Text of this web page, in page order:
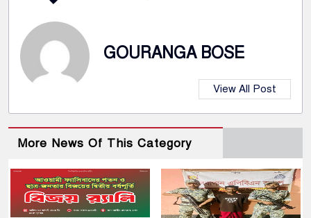
GOURANGA BOSE
View All Post
More News Of This Category